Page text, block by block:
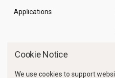
Applications
Cookie Notice
We use cookies to support